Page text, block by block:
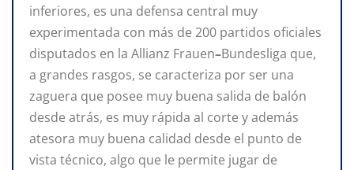
inferiores, es una defensa central muy
experimentada con más de 200 partidos oficiales
disputados en la Allianz Frauen–Bundesliga que,
a grandes rasgos, se caracteriza por ser una
zaguera que posee muy buena salida de balón
desde atrás, es muy rápida al corte y además
atesora muy buena calidad desde el punto de
vista técnico, algo que le permite jugar de